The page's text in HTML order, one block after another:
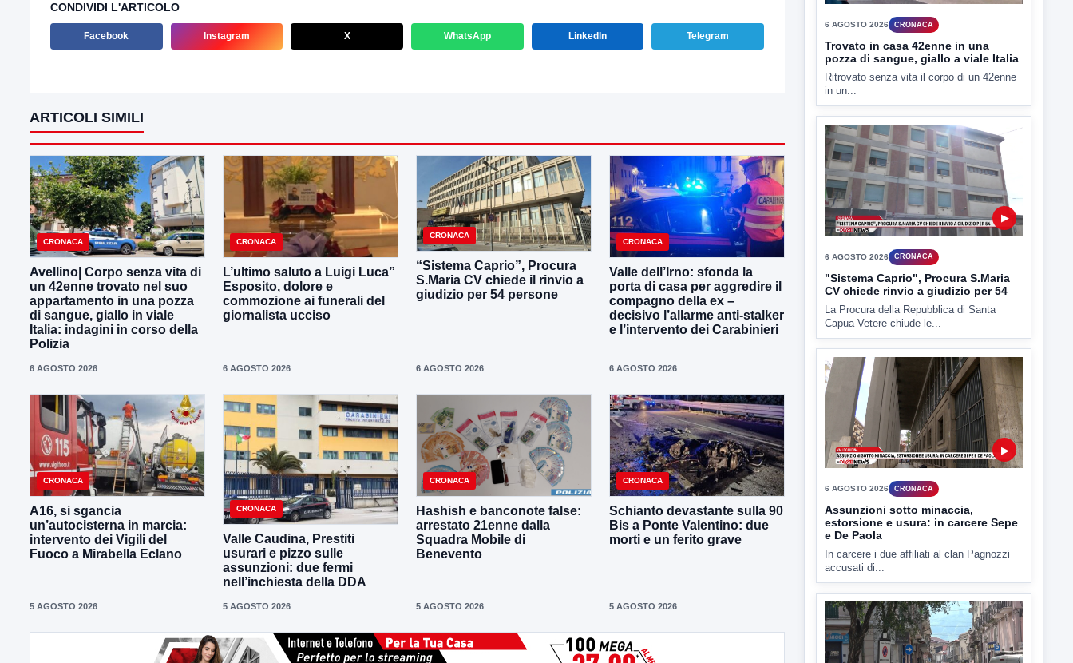
CONDIVIDI L'ARTICOLO
Facebook Instagram X WhatsApp LinkedIn Telegram
ARTICOLI SIMILI
CRONACA
Avellino| Corpo senza vita di
un 42enne trovato nel suo
appartamento in una pozza
di sangue, giallo in viale
Italia: indagini in corso della
Polizia
6 AGOSTO 2026
CRONACA
L’ultimo saluto a Luigi Luca”
Esposito, dolore e
commozione ai funerali del
giornalista ucciso
6 AGOSTO 2026
CRONACA
“Sistema Caprio”, Procura
S.Maria CV chiede il rinvio a
giudizio per 54 persone
6 AGOSTO 2026
CRONACA
Valle dell’Irno: sfonda la
porta di casa per aggredire il
compagno della ex –
decisivo l’allarme anti-stalker
e l’intervento dei Carabinieri
6 AGOSTO 2026
CRONACA
A16, si sgancia
un’autocisterna in marcia:
intervento dei Vigili del
Fuoco a Mirabella Eclano
5 AGOSTO 2026
CRONACA
Valle Caudina, Prestiti
usurari e pizzo sulle
assunzioni: due fermi
nell’inchiesta della DDA
5 AGOSTO 2026
CRONACA
Hashish e banconote false:
arrestato 21enne dalla
Squadra Mobile di
Benevento
5 AGOSTO 2026
CRONACA
Schianto devastante sulla 90
Bis a Ponte Valentino: due
morti e un ferito grave
5 AGOSTO 2026
Trovato in casa 42enne in una
pozza di sangue, giallo a viale Italia
Ritrovato senza vita il corpo di un 42enne
in un...
▶
CRONACA
"Sistema Caprio", Procura S.Maria
CV chiede rinvio a giudizio per 54
La Procura della Repubblica di Santa
Capua Vetere chiude le...
6 AGOSTO 2026 CRONACA
Assunzioni sotto minaccia,
estorsione e usura: in carcere Sepe
e De Paola
In carcere i due affiliati al clan Pagnozzi
accusati di...